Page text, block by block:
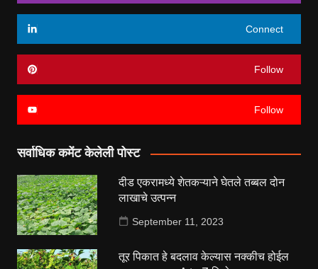
Connect
Follow
Follow
सर्वाधिक कमेंट केलेली पोस्ट
दीड एकरामध्ये शेतकऱ्याने घेतले तब्बल दोन
लाखाचे उत्पन्न
September 11, 2023
तूर पिकात हे बदलाव केल्यास नक्कीच होईल